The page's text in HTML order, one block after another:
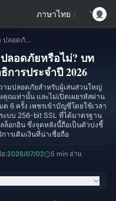
ภาษาไทย /
การเติมเงิน BitTopup Xena ปลอดภัยหรือไม่? บททดสอบจากมุมมองบรรณาธิการประจำปี 2026
ปลอดภัยหรือไม่? บท
ารประจำปี 2026
ามปลอดภัยสำหรับผู้เล่นส่วนใหญ่
ณเท่านั้น และไม่เปิดเผยรหัสผ่าน
6 ครั้ง เพชรเข้าบัญชีโดยใช้เวลา
ะบบ 256-bit SSL ที่ได้มาตรฐาน
ล็อกอิน ซึ่งจุดหลังนี้ถือเป็นตัวบ่งชี้
รเติมเงินที่น่าเชื่อถือ
อ:2026/07/02 5 min อ่าน